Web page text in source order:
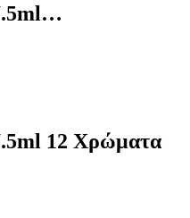
12 Χρώματα